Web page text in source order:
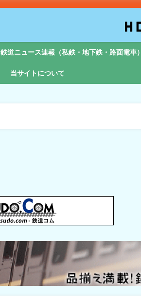
鉄道ニュース速報（私鉄・地下鉄・路面電車）
当サイトについて